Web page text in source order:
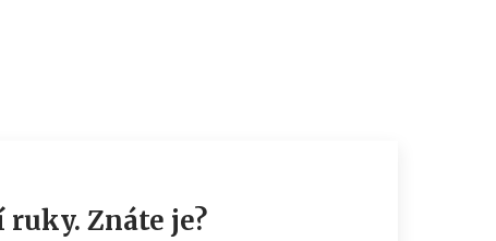
Znáte je?